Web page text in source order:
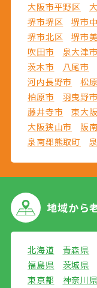
大阪市平野区
堺市堺区
堺市
堺市北区
堺市
吹田市
泉大津市
茨木市
八尾市
河内長野市
松
柏原市
羽曳野市
藤井寺市
東大
大阪狭山市
阪
泉南郡熊取町
地域から
北海道 青森県
福島県
茨城県
東京都
神奈川県